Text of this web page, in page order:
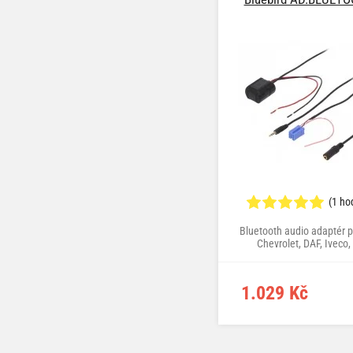
(1
Bluetooth audio adaptér
Chevrolet, DAF,
1.029 Kč